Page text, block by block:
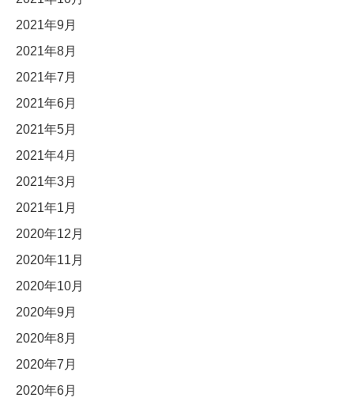
2021年9月
2021年8月
2021年7月
2021年6月
2021年5月
2021年4月
2021年3月
2021年1月
2020年12月
2020年11月
2020年10月
2020年9月
2020年8月
2020年7月
2020年6月